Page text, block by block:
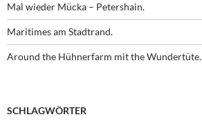
Mal wieder Mücka – Petershain.
Maritimes am Stadtrand.
Around the Hühnerfarm mit the Wundertüte.
SCHLAGWÖRTER